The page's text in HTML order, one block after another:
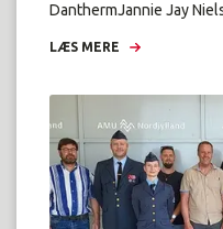
DanthermJannie Jay
LÆS MERE